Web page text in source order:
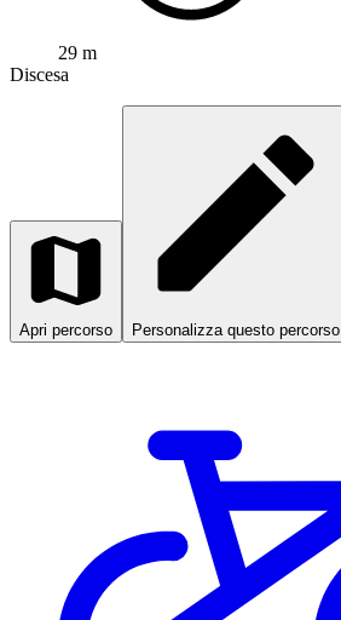
29 m
Discesa
Apri percorso Personalizza questo percorso